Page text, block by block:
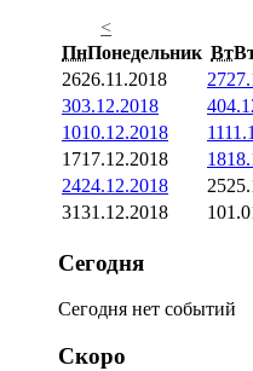
<
ПнПонедельник Вт
2626.11.2018 27
303.12.2018 4
1010.12.2018 11
1717.12.2018 18
2424.12.2018 25
3131.12.2018 1
Сегодня
Сегодня нет событий
Скоро